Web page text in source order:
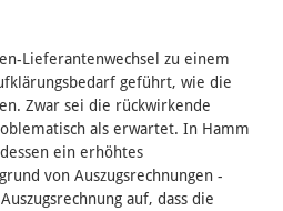
Lieferantenwechsel zu einem
geführt, wie die
Zwar sei die rückwirkende
als erwartet. In Hamm
ein erhöhtes
von Auszugsrechnungen -
auf, dass die